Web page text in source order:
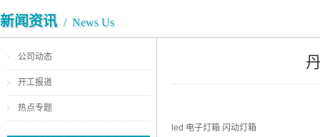
新闻资讯 / News Us
公司动态
开工报道
热点专题
led 电子灯箱 闪动灯箱